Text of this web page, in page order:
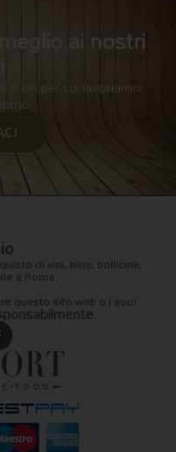
ai nostri
è ciò per cui lavoriamo
questo sito web o i suoi
b